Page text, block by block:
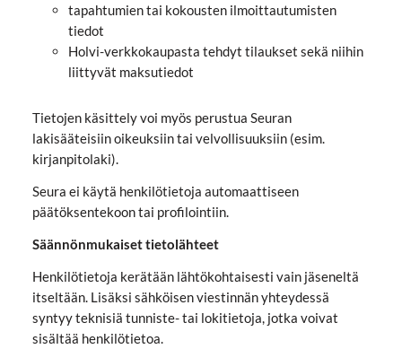
tapahtumien tai kokousten ilmoittautumisten
tiedot
Holvi-verkkokaupasta tehdyt tilaukset sekä niihin
liittyvät maksutiedot
Tietojen käsittely voi myös perustua Seuran
lakisääteisiin oikeuksiin tai velvollisuuksiin (esim.
kirjanpitolaki).
Seura ei käytä henkilötietoja automaattiseen
päätöksentekoon tai profilointiin.
Säännönmukaiset tietolähteet
Henkilötietoja kerätään lähtökohtaisesti vain jäseneltä
itseltään. Lisäksi sähköisen viestinnän yhteydessä
syntyy teknisiä tunniste- tai lokitietoja, jotka voivat
sisältää henkilötietoa.